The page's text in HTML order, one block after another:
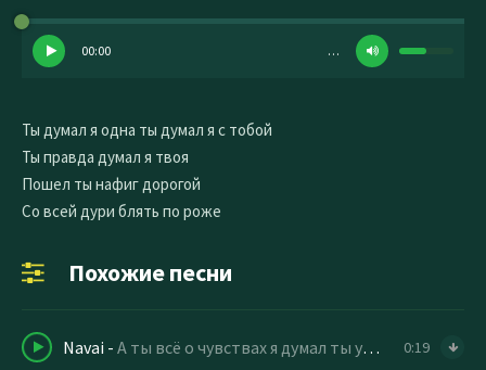
00:00 …
Ты думал я одна ты думал я с тобой
Ты правда думал я твоя
Пошел ты нафиг дорогой
Со всей дури блять по роже
Похожие песни
Navai - А ты всё о чувствах я думал ты уже выросла 0:19